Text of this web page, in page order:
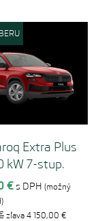
Extra Plus
kW 7-stup.
€s DPH (možný
zľava 4 150,00 €